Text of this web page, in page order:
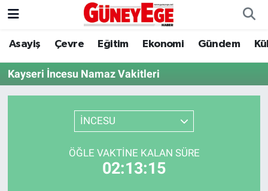
Asayiş Çevre Eğitim Ekonomi Gündem
Kayseri İncesu Namaz Vakitleri
İNCESU
ÖĞLE VAKTINE KALAN SÜRE
02:13:15
Asayiş
Çevre
İstanbul Hava Durumu
İstanbul Trafik Yoğunluk Haritası
Son Dakika Haberleri